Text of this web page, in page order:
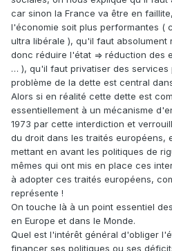
car sinon la France va être en
l'économie soit plus performantes (
ultra libérale ), qu'il faut absolument
donc réduire l'état => réduction des
… ), qu'il faut privatiser des
problème de la dette est central
Alors si en réalité cette dette est
essentiellement à un mécanisme
1973 par cette interdiction et
du droit dans les traités européens,
mettant en avant les politiques de
mêmes qui ont mis en place ces
à adopter ces traités européens,
représente !
On touche là à un point essentiel
en Europe et dans le Monde.
Quel est l'intérêt général d'obliger
financer ses politiques ou ses